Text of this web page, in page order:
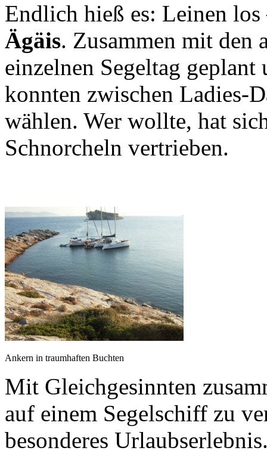
Endlich hieß es: Leinen
Ägäis. Zusammen mit den
einzelnen Segeltag
konnten zwischen Ladies-
wählen. Wer wollte, hat
Schnorcheln vertrieben.
Ankern in traumhaften Buchten
Mit Gleichgesinnten
auf einem Segelschiff zu
besonderes